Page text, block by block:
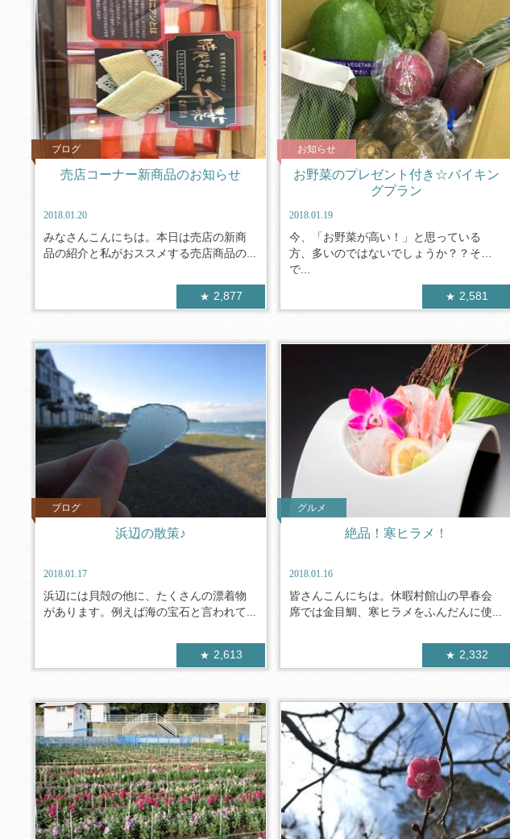
ブログ
売店コーナー新商品のお知らせ
2018.01.20
みなさんこんにちは。本日は売店の新商
品の紹介と私がおススメする売店商品の...
2,877
お知らせ
お野菜のプレゼント付き☆バイキン
グプラン
2018.01.19
今、「お野菜が高い！」と思っている
方、多いのではないでしょうか？？そこ
で...
2,581
ブログ
浜辺の散策♪
2018.01.17
浜辺には貝殻の他に、たくさんの漂着物
があります。例えば海の宝石と言われて...
2,613
グルメ
絶品！寒ヒラメ！
2018.01.16
皆さんこんにちは。休暇村館山の早春会
席では金目鯛、寒ヒラメをふんだんに使...
2,332